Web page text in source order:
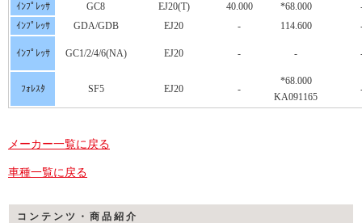
コンテンツ・商品紹介
ｲﾝﾌﾟﾚｯｻ GC8 EJ20(T) 40.000 *68.000
ｲﾝﾌﾟﾚｯｻ
GDA/GDB EJ20 - 114.600
ｲﾝﾌﾟﾚｯｻ GC1/2/4/6(NA) EJ20 - -
ﾌｫﾚｽﾀ SF5 EJ20 -
*68.000
KA091165
メーカー一覧に戻る
車種一覧に戻る